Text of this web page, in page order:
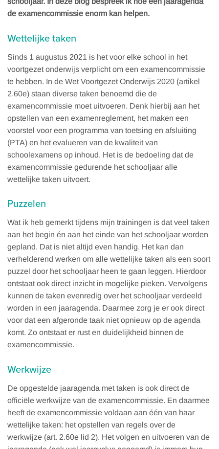
de examencommissie enorm kan helpen.
Wettelijke taken
Sinds 1 augustus 2021 is het voor elke school in het
voortgezet onderwijs verplicht om een examencommissie
te hebben. In de Wet Voortgezet Onderwijs 2020 (artikel
2.60e) staan diverse taken benoemd die de
examencommissie moet uitvoeren. Denk hierbij aan het
opstellen van een examenreglement, het maken een
voorstel voor een programma van toetsing en afsluiting
(PTA) en het evalueren van de kwaliteit van
schoolexamens op inhoud. Het is de bedoeling dat de
examencommissie gedurende het schooljaar alle
wettelijke taken uitvoert.
Puzzelen
Wat ik heb gemerkt tijdens mijn trainingen is dat veel taken
aan het begin én aan het einde van het schooljaar worden
gepland. Dat is niet altijd even handig. Het kan dan
verhelderend werken om alle wettelijke taken als een soort
puzzel door het schooljaar heen te gaan leggen. Hierdoor
ontstaat ook direct inzicht in mogelijke pieken. Vervolgens
kunnen de taken evenredig over het schooljaar verdeeld
worden in een jaaragenda. Daarmee zorg je er ook direct
voor dat een afgeronde taak niet opnieuw op de agenda
komt. Zo ontstaat er rust en duidelijkheid binnen de
examencommissie.
Werkwijze
De opgestelde jaaragenda met taken is ook direct de
officiële werkwijze van de examencommissie. En daarmee
heeft de examencommissie voldaan aan één van haar
wettelijke taken: het opstellen van regels over de
werkwijze (art. 2.60e lid 2). Het volgen en uitvoeren van de